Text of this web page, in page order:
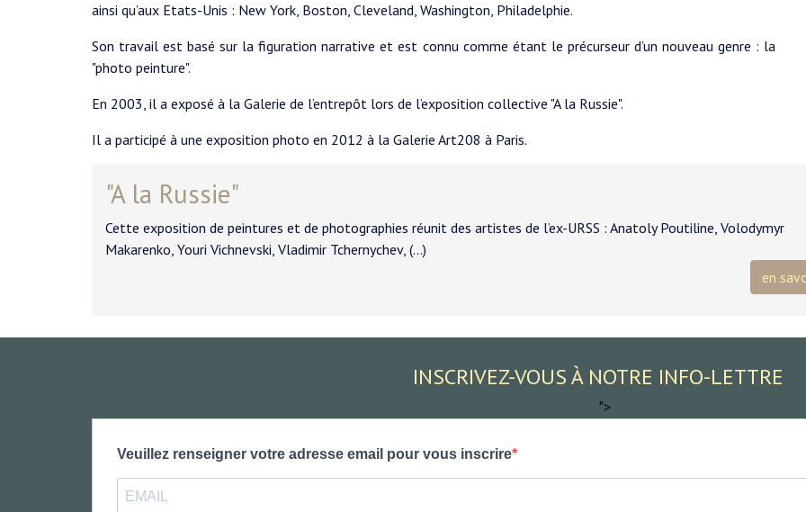
ainsi qu’aux Etats-Unis : New York, Boston, Cleveland, Washington, Philadelphie.
Son travail est basé sur la figuration narrative et est connu comme étant le précurseur d’un nouveau genre : la
"photo peinture".
En 2003, il a exposé à la Galerie de l’entrepôt lors de l’exposition collective "A la Russie".
Il a participé à une exposition photo en 2012 à la Galerie Art208 à Paris.
"A la Russie"
Cette exposition de peintures et de photographies réunit des artistes de l’ex-URSS : Anatoly Poutiline, Volodymyr
Makarenko, Youri Vichnevski, Vladimir Tchernychev, (…)
en
INSCRIVEZ-VOUS À NOTRE INFO-LETTRE
">
Veuillez renseigner votre adresse email pour vous inscrire